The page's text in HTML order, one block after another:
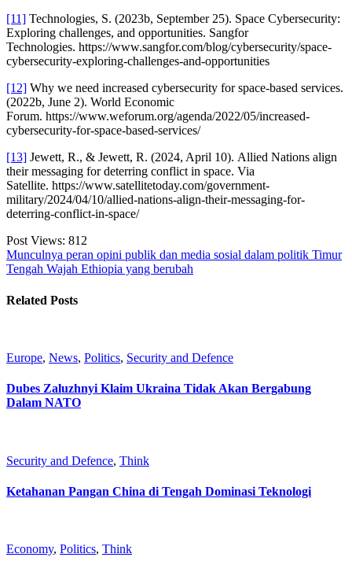
[11] Technologies, S. (2023b, September 25). Space Cybersecurity:
Exploring challenges, and opportunities. Sangfor
Technologies. https://www.sangfor.com/blog/cybersecurity/space-
cybersecurity-exploring-challenges-and-opportunities
[12] Why we need increased cybersecurity for space-based services.
(2022b, June 2). World Economic
Forum. https://www.weforum.org/agenda/2022/05/increased-
cybersecurity-for-space-based-services/
[13] Jewett, R., & Jewett, R. (2024, April 10). Allied Nations align
their messaging for deterring conflict in space. Via
Satellite. https://www.satellitetoday.com/government-
military/2024/04/10/allied-nations-align-their-messaging-for-
deterring-conflict-in-space/
Post Views: 812
Munculnya peran opini publik dan media sosial dalam politik Timur
Tengah Wajah Ethiopia yang berubah
Related Posts
Europe, News, Politics, Security and Defence
Dubes Zaluzhnyi Klaim Ukraina Tidak Akan Bergabung
Dalam NATO
Security and Defence, Think
Ketahanan Pangan China di Tengah Dominasi Teknologi
Economy, Politics, Think